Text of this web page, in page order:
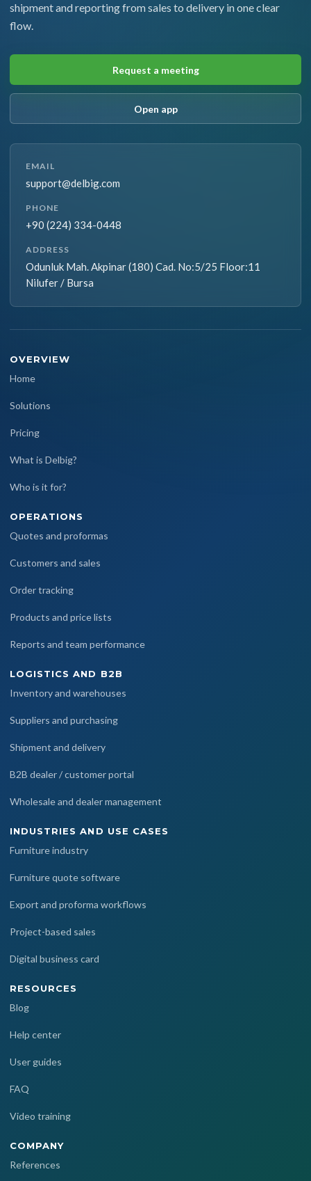
shipment and reporting from sales to delivery in one clear
flow.
Request a meeting
Open app
EMAIL
support@delbig.com
PHONE
+90 (224) 334-0448
ADDRESS
Odunluk Mah. Akpinar (180) Cad. No:5/25 Floor:11
Nilufer / Bursa
OVERVIEW
Home
Solutions
Pricing
What is Delbig?
Who is it for?
OPERATIONS
Quotes and proformas
Customers and sales
Order tracking
Products and price lists
Reports and team performance
LOGISTICS AND B2B
Inventory and warehouses
Suppliers and purchasing
Shipment and delivery
B2B dealer / customer portal
Wholesale and dealer management
INDUSTRIES AND USE CASES
Furniture industry
Furniture quote software
Export and proforma workflows
Project-based sales
Digital business card
RESOURCES
Blog
Help center
User guides
FAQ
Video training
COMPANY
References